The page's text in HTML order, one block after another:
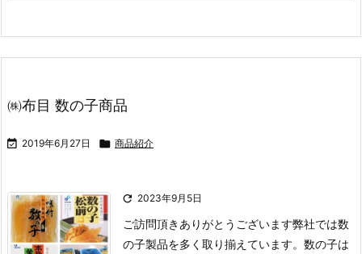
㈱布目 数の子商品
 2019年6月27日  商品紹介
 2023年9月5日
ご訪問頂きありがとうございます弊社では数
の子製品を多く取り揃えています。 数の子は